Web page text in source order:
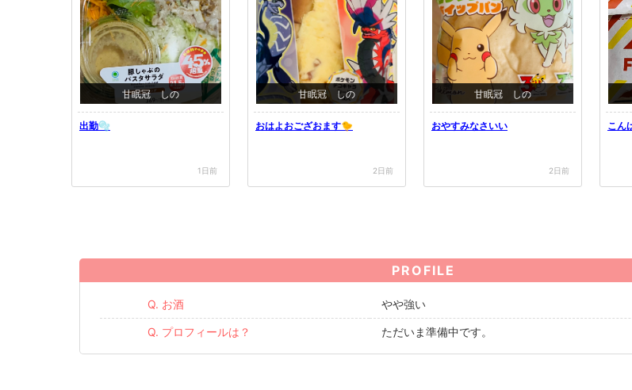
甘眠冠 しの
出勤🫧
1日前
甘眠冠 しの
おはよおござおます🐤
2日前
甘眠冠 しの
おやすみなさいい
2日前
こん
PROFILE
Q. お酒 やや強い
Q. プロフィールは？ ただいま準備中です。